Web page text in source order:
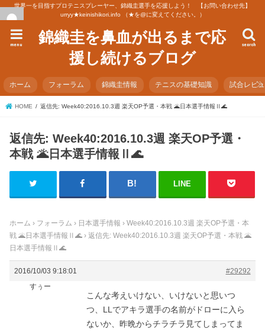
世界一を目指すプロテニスプレーヤー、錦織圭選手を応援しよう！ 【お問い合わせ先】
urryy★keinishikori.info （★を@に変えてください。）
錦織圭を鼻血が出るまで応
援し続けるブログ
search
menu
ホーム フォーラム 錦織圭情報 テニスの基礎知識 試合レビ
HOME 返信先: Week40:2016.10.3週 楽天OP予選・本戦 🌋日本選手情報Ⅱ🌊
返信先: Week40:2016.10.3週 楽天OP予選・
本戦 🌋日本選手情報Ⅱ🌊
LINE
ホーム › フォーラム › 日本選手情報 › Week40:2016.10.3週 楽天OP予選・本
戦 🌋日本選手情報Ⅱ🌊 › 返信先: Week40:2016.10.3週 楽天OP予選・本戦 🌋
日本選手情報Ⅱ🌊
2016/10/03 9:18:01
#29292
すぅー
こんな考えいけない、いけないと思いつ
つ、LLでアキラ選手の名前がドローに入ら
ないか、昨晩からチラチラ見てしまってま